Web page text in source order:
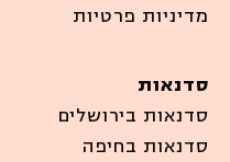
מדיניות פרטיות
סדנאות
סדנאות בירושלים
סדנאות בחיפה